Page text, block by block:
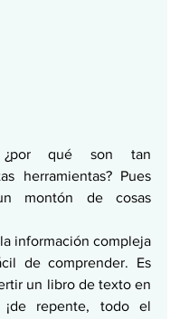
qué son tan
herramientas? Pues
montón de cosas
información compleja
de comprender. Es
un libro de texto en
repente, todo el